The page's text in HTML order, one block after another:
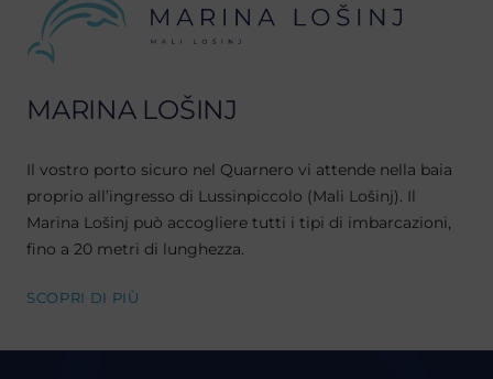
MARINA LOŠINJ
Il vostro porto sicuro nel Quarnero vi attende nella baia
proprio all’ingresso di Lussinpiccolo (Mali Lošinj). Il
Marina Lošinj può accogliere tutti i tipi di imbarcazioni,
fino a 20 metri di lunghezza.
SCOPRI DI PIÙ